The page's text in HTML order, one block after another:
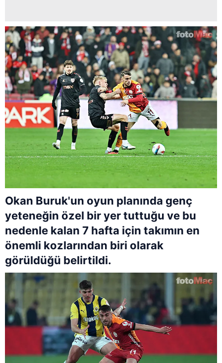
Okan Buruk'un oyun planında genç
yeteneğin özel bir yer tuttuğu ve bu
nedenle kalan 7 hafta için takımın en
önemli kozlarından biri olarak
görüldüğü belirtildi.